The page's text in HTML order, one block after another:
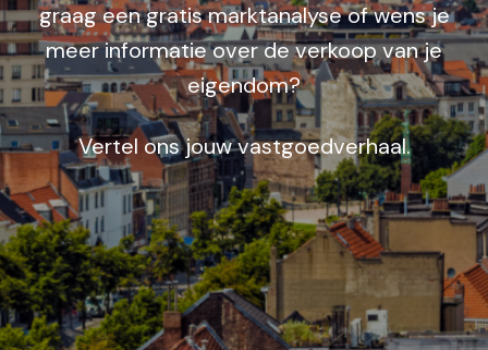
graag een gratis marktanalyse of wens je
meer informatie over de verkoop van je
eigendom?
Vertel ons jouw vastgoedverhaal.